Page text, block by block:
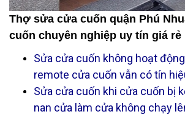
Thợ sửa cửa cuốn quận Phú
cuốn chuyên nghiệp uy tín giá rẻ
Sửa cửa cuốn không hoạt
remote cửa cuốn vẫn có tín
Sửa cửa cuốn khi cửa cuốn bị
nan cửa làm cửa không chạy